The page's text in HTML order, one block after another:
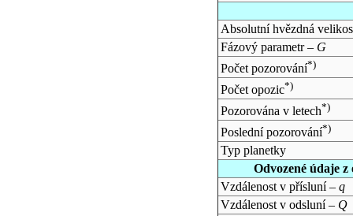
Absolutní hvězdná
Fázový parametr – G
Počet pozorování*)
Počet opozic*)
Pozorována v letech*)
Poslední pozorování*)
Typ planetky
Odvozené údaje
Vzdálenost v přísluní – q
Vzdálenost v odsluní – Q